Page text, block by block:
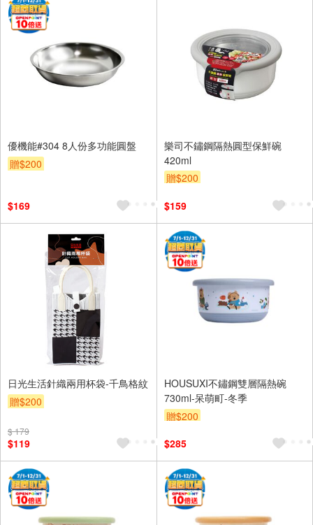
優機能#304 8人份多功能圓盤
贈$200
$169
樂司不鏽鋼隔熱圓型保鮮碗
420ml
贈$200
$159
日光生活針織兩用杯袋-千鳥格紋
贈$200
$ 179
$119
HOUSUXI不鏽鋼雙層隔熱碗
730ml-呆萌町-冬季
贈$200
$285